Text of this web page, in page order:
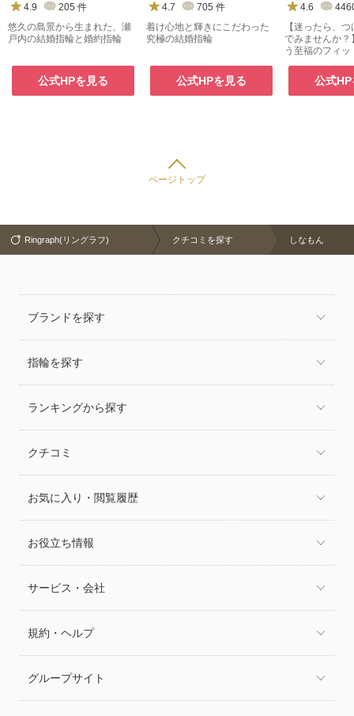
4.9 205 件
悠久の島景から生まれた、瀬
戸内の結婚指輪と婚約指輪
公式HPを見る
4.7 705 件
着け心地と輝きにこだわった
究極の結婚指輪
公式HPを見る
4.6
【迷ったら、
でみませんか？
う至福のフィ
公式
ページトップ
Ringraph(リングラフ) クチコミを探す しなもん
ブランドを探す
指輪を探す
ランキングから探す
クチコミ
お気に入り・閲覧履歴
お役立ち情報
サービス・会社
規約・ヘルプ
グループサイト